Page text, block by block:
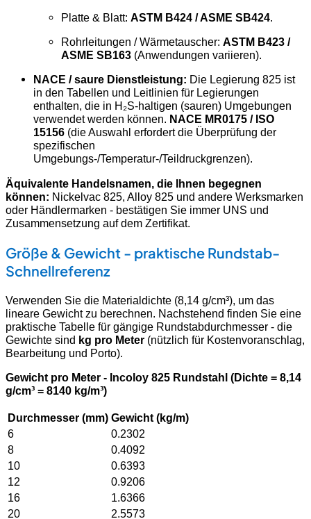
Platte & Blatt: ASTM B424 / ASME SB424
Rohrleitungen / Wärmetauscher: ASTM B423 /
ASME SB163 (Anwendungen variieren).
NACE / saure Dienstleistung: Die Legierung 825 ist
in den Tabellen und Leitlinien für Legierungen
enthalten, die in H₂S-haltigen (sauren) Umgebungen
verwendet werden können. NACE MR0175 / ISO
15156 (die Auswahl erfordert die Überprüfung der
spezifischen
Umgebungs-/Temperatur-/Teildruckgrenzen).
Äquivalente Handelsnamen, die Ihnen begegnen
können: Nickelvac 825, Alloy 825 und andere Werksmarken
oder Händlermarken - bestätigen Sie immer UNS und
Zusammensetzung auf dem Zertifikat.
Größe & Gewicht - praktische Rundstab-
Schnellreferenz
Verwenden Sie die Materialdichte (8,14 g/cm³), um das
lineare Gewicht zu berechnen. Nachstehend finden Sie eine
praktische Tabelle für gängige Rundstabdurchmesser - die
Gewichte sind kg pro Meter (nützlich für Kostenvoranschlag,
Bearbeitung und Porto).
Gewicht pro Meter - Incoloy 825 Rundstahl (Dichte = 8,14
g/cm³ = 8140 kg/m³)
Durchmesser (mm) Gewicht (kg/m)
6
0.2302
8
0.4092
10
0.6393
12
0.9206
16
1.6366
20
2.5573